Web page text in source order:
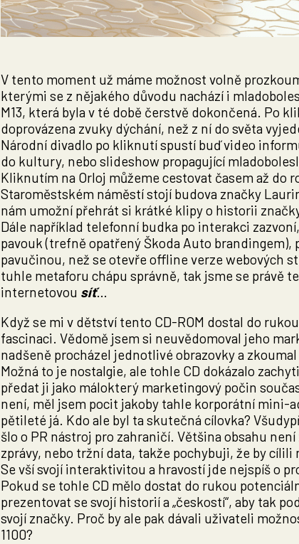
V tento moment už máme možnost volně
kterými se z nějakého důvodu nachází i
M13, která byla v té době čerstvě dokončená. Po
doprovázena zvuky dýchání, než z ní do světa
Národní divadlo po kliknutí spustí buď video
do kultury, nebo slideshow propagující
Kliknutím na Orloj můžeme cestovat časem až do
Staroměstském náměstí stojí budova značky
nám umožní přehrát si krátké klipy o historii
Dále například telefonní budka po interakci
pavouk (trefně opatřený Škoda Auto brandingem),
pavučinou, než se otevře offline verze webových
tuhle metaforu chápu správně, tak jsme se právě
internetovou síť…
Když se mi v dětství tento CD-ROM dostal do
fascinaci. Vědomě jsem si neuvědomoval jeho
nadšeně procházel jednotlivé obrazovky a
Možná to je nostalgie, ale tohle CD dokázalo
předat ji jako málokterý marketingový počin
není, měl jsem pocit jakoby tahle korporátní mini-
pětileté já. Kdo ale byl ta skutečná cílovka?
šlo o PR nástroj pro zahraničí. Většina obsahu
zprávy, nebo tržní data, takže pochybuji, že by
Se vší svojí interaktivitou a hravostí jde nejspíš o
Pokud se tohle CD mělo dostat do rukou
prezentovat se svojí historií a „českostí“, aby tak
svojí značky. Proč by ale pak dávali uživateli
1100?